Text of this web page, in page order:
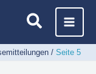
Seite 5